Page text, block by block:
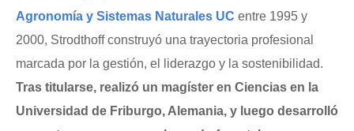
Agronomía y Sistemas Naturales UC entre 1995 y
2000, Strodthoff construyó una trayectoria profesional
marcada por la gestión, el liderazgo y la sostenibilidad.
Tras titularse, realizó un magíster en Ciencias en la
Universidad de Friburgo, Alemania, y luego desarrolló